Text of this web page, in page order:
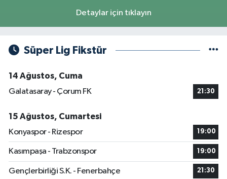
Detaylar için tıklayın
Süper Lig Fikstür
14 Ağustos, Cuma
Galatasaray - Çorum FK
21:30
15 Ağustos, Cumartesi
Konyaspor - Rizespor
19:00
Kasımpaşa - Trabzonspor 19:00
Gençlerbirliği S.K. - Fenerbahçe 21:30